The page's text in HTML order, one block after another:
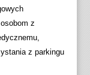
z
z parkingu